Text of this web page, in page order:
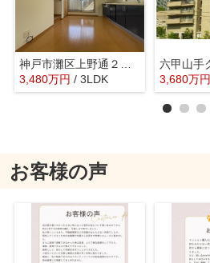
3,480万円 / 3LDK
3,680万円
お客様の声